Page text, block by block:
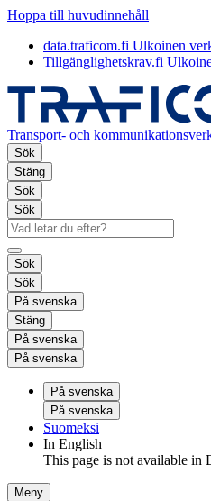
Hoppa till huvudinnehåll
data.traficom.fi Ulkoinen
Tillgänglighetskrav.fi
Transport- och
Sök
Stäng
Sök
Sök
Sök
Sök
På svenska
Stäng
På svenska
På svenska
På svenska
På svenska
Suomeksi
In English
This page is not available in
Meny